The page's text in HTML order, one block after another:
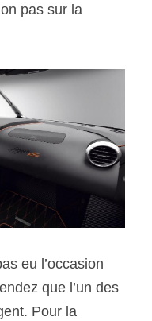
pas sur la
eu l’occasion
que l’un des
Pour la